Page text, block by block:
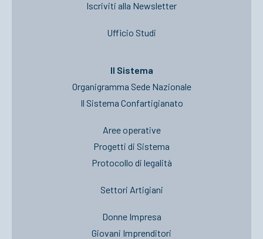
Iscriviti alla Newsletter
Ufficio Studi
Il Sistema
Organigramma Sede Nazionale
Il Sistema Confartigianato
Aree operative
Progetti di Sistema
Protocollo di legalità
Settori Artigiani
Donne Impresa
Giovani Imprenditori